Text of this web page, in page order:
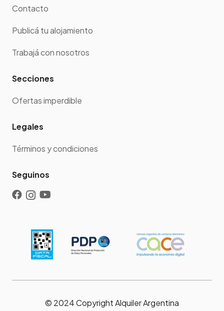
Contacto
Publicá tu alojamiento
Trabajá con nosotros
Secciones
Ofertas imperdible
Legales
Términos y condiciones
Seguinos
© 2024 Copyright Alquiler Argentina